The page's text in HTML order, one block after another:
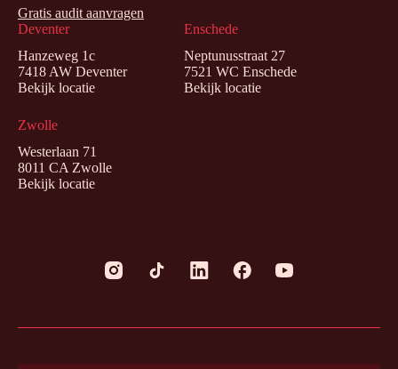
Deventer
Hanzeweg 1c
7418 AW Deventer
Bekijk locatie
Enschede
Neptunusstraat 27
7521 WC Enschede
Bekijk locatie
Zwolle
Westerlaan 71
8011 CA Zwolle
Bekijk locatie
Gratis audit aanvragen